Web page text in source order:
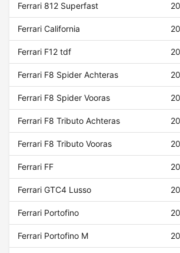
Ferrari 812 Superfast
Ferrari California
Ferrari F12 tdf
Ferrari F8 Spider Achteras
Ferrari F8 Spider Vooras
Ferrari F8 Tributo Achteras
Ferrari F8 Tributo Vooras
Ferrari FF
Ferrari GTC4 Lusso
Ferrari Portofino
Ferrari Portofino M